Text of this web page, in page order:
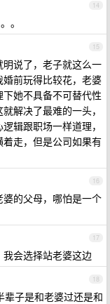
14
。
15
说了，老子就这么一
前玩得比较花，老婆
她不具备不可替代性
解决了最难的一头，
辑跟职场一样道理，
走，但是公司如果有
16
的父母，哪怕是一个
17
会选择站老婆这边
18
子是和老婆过还是和